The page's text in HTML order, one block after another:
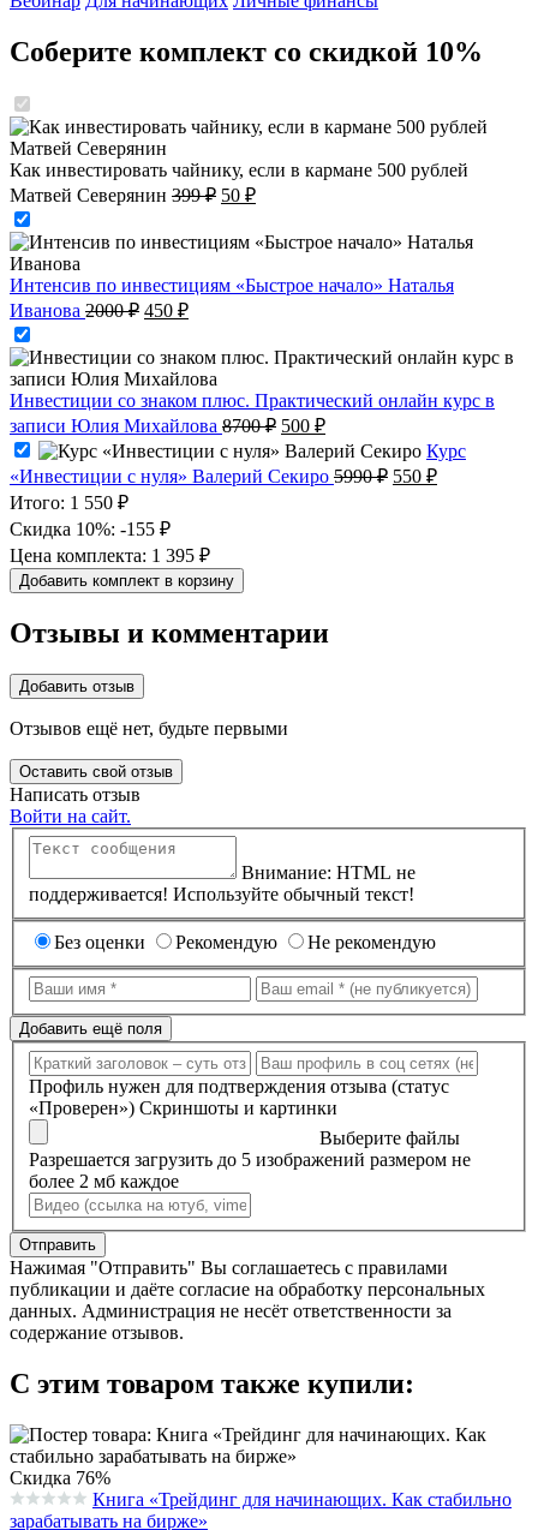
Соберите комплект со скидкой 10%
Как инвестировать чайнику, если в кармане 500 рублей
Матвей Северянин 399₽ Первоначальная
составляла
50 ₽Текущая
50 ₽.
Интенсив по инвестициям «Быстрое начало» Наталья
Иванова 2000₽ Первоначальная
2000 ₽.
450 ₽Текущая
450 ₽.
Инвестиции со знаком плюс. Практический онлайн курс в
записи Юлия Михайлова 8700₽ Первоначальная
цена
составляла
8700 ₽.
500 ₽Текущая
цена:
500 ₽.
Курс
«Инвестиции с нуля» Валерий Секиро 5990₽ Первоначальная
550 ₽Текущая
Итого: 1 550 ₽
Скидка 10%: -155 ₽
Цена комплекта: 1 395 ₽
Добавить комплект в корзину
Отзывы и комментарии
Добавить отзыв
Отзывов ещё нет, будьте первыми
Оставить свой отзыв
Написать отзыв
Войти на сайт.
Внимание: HTML не
поддерживается! Используйте обычный текст!
Без оценки Рекомендую Не рекомендую
Добавить ещё поля
Профиль нужен для подтверждения отзыва (статус
«Проверен») Скриншоты и картинки
Выберите файлы
Разрешается загрузить до 5 изображений размером не
более 2 мб каждое
Отправить
Нажимая "Отправить" Вы соглашаетесь с правилами
публикации и даёте согласие на обработку персональных
данных. Администрация не несёт ответственности за
содержание отзывов.
С этим товаром также купили:
Скидка 76%
Средняя оценка 0.0 из 5 на основании 0 голосов
Книга «Трейдинг для начинающих. Как стабильно
зарабатывать на бирже»